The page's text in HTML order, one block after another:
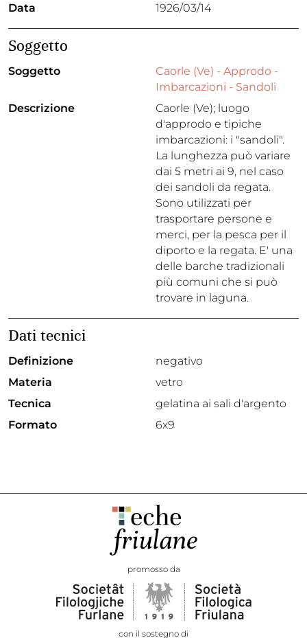
Data
1926/03/14
Soggetto
Soggetto
Caorle (Ve) - Approdo -
Imbarcazioni - Sandoli
Descrizione
Caorle (Ve); luogo
d'approdo e tipiche
imbarcazioni: i "sandoli".
La lunghezza può variare
dai 5 metri ai 9, nel caso
dei sandoli da regata.
Sono utilizzati per
trasportare persone e
merci, per la pesca per il
diporto e la regata. E' una
delle barche tradizionali
più comuni che si può
trovare in laguna.
Dati tecnici
Definizione
negativo
Materia
vetro
Tecnica
gelatina ai sali d'argento
Formato
6x9
promosso da
con il sostegno di